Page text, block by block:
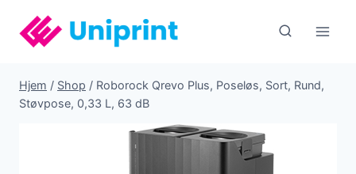
indhold
Hjem / Shop / Roborock Qrevo Plus, Poseløs, Sort, Rund,
Støvpose, 0,33 L, 63 dB